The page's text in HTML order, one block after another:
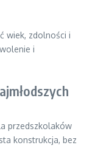
wiek, zdolności i
i
przedszkolaków
konstrukcja, bez